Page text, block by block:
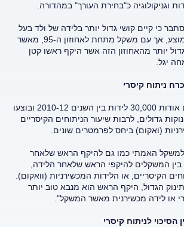
וגניקולוגיה כ"בחירת העורך" במהדורה.
כי קיים קושי גדול יותר בלידה של ולד בעל
היקף ראש גדול מהממוצע, אך עם משקל מתחת לאחוזון ה-95, מאשר
יותר מהאחוזון הזה אשר היקף ראשו קטן
יגל.
ניתוח קיסרי
במחקר, נאספו נתונים אודות 30,000 לידות בין השנים 2010-12 ובוצעו
גדולים, לרבות שיעור הניתוחים הקיסריים
(ואקום) ביחס לפרמטרים שונים.
למשקל האמתי כמו גם להיקף הראש שלאחר
בין המשקלים להיקפי הראש שלאחר הלידה,
הקיסריים, או הלידות המכשירניות (וואקום).
הגדול, היקף הראש הוא מנבא טוב יותר
או לידה מכשירנית מאשר המשקל".
לניתוח קיסרי